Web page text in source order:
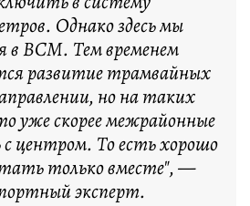
Однако здесь мы
в ВСМ. Тем временем
развитие трамвайных
но на таких
уже скорее межрайонные
с центром. То есть хорошо
только вместе", —
эксперт.